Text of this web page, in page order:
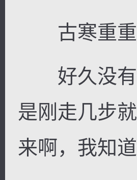
古寒重重
好久没有
是刚走几步
来啊，我知